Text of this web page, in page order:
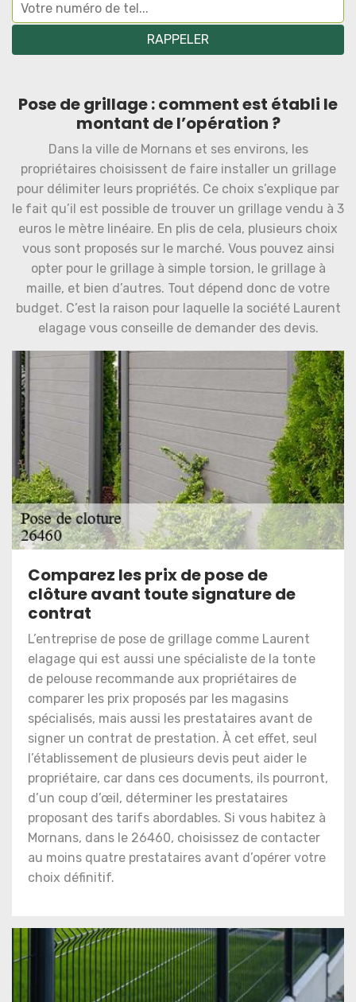
Pose de grillage : comment est établi le
montant de l’opération ?
Dans la ville de Mornans et ses environs, les
propriétaires choisissent de faire installer un grillage
pour délimiter leurs propriétés. Ce choix s’explique par
le fait qu’il est possible de trouver un grillage vendu à 3
euros le mètre linéaire. En plis de cela, plusieurs choix
vous sont proposés sur le marché. Vous pouvez ainsi
opter pour le grillage à simple torsion, le grillage à
maille, et bien d’autres. Tout dépend donc de votre
budget. C’est la raison pour laquelle la société Laurent
elagage vous conseille de demander des devis.
Comparez les prix de pose de
clôture avant toute signature de
contrat
L’entreprise de pose de grillage comme Laurent
elagage qui est aussi une spécialiste de la tonte
de pelouse recommande aux propriétaires de
comparer les prix proposés par les magasins
spécialisés, mais aussi les prestataires avant de
signer un contrat de prestation. À cet effet, seul
l’établissement de plusieurs devis peut aider le
propriétaire, car dans ces documents, ils pourront,
d’un coup d’œil, déterminer les prestataires
proposant des tarifs abordables. Si vous habitez à
Mornans, dans le 26460, choisissez de contacter
au moins quatre prestataires avant d’opérer votre
choix définitif.